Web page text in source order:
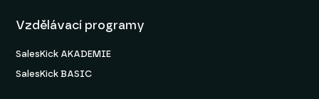
Vzdělávací programy
SalesKick AKADEMIE
SalesKick BASIC